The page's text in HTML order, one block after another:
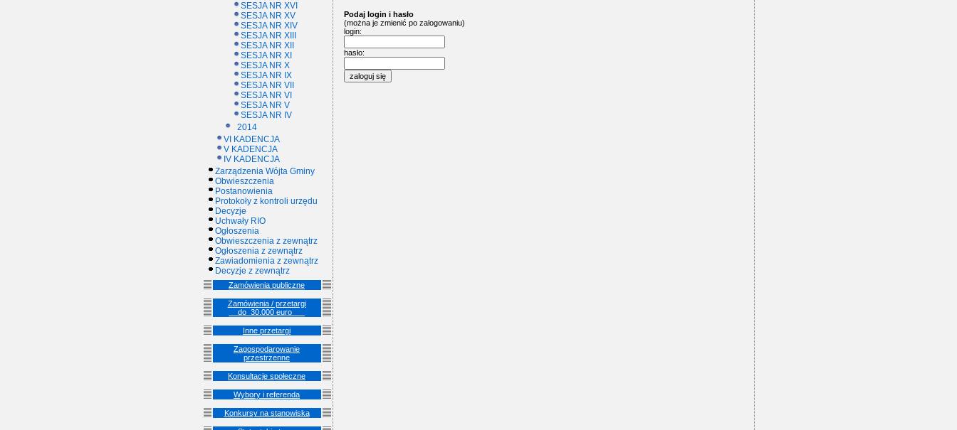
SESJA NR XVI
SESJA NR XV
SESJA NR XIV
SESJA NR XIII
SESJA NR XII
SESJA NR XI
SESJA NR X
SESJA NR IX
SESJA NR VII
SESJA NR VI
SESJA NR V
SESJA NR IV
2014
VI KADENCJA
V KADENCJA
IV KADENCJA
Zarządzenia Wójta Gminy
Obwieszczenia
Postanowienia
Protokoły z kontroli urzędu
Decyzje
Uchwały RIO
Ogłoszenia
Obwieszczenia z zewnątrz
Ogłoszenia z zewnątrz
Zawiadomienia z zewnątrz
Decyzje z zewnątrz
Zamówienia publiczne
Zamówienia / przetargi
__do_30.000 euro___
Inne przetargi
Zagospodarowanie
przestrzenne
Konsultacje społeczne
Wybory i referenda
Konkursy na stanowiska
Podaj login i hasło
(można je zmienić po zalogowaniu)
login:
hasło: